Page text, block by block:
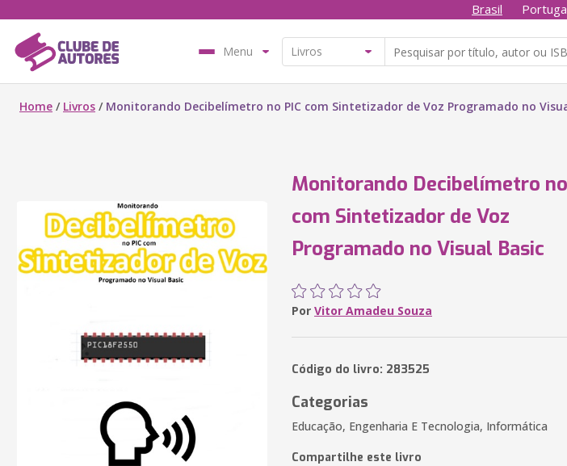
Brasil
Menu
Home / Livros / Monitorando Decibelímetro no PIC com Sintetizador de Voz Programado no
Monitorando Decibelímetro no
com Sintetizador de Voz
Programado no Visual Basic
Por Vitor Amadeu Souza
Código do livro: 283525
Categorias
Educação, Engenharia E Tecnologia, Informática
Compartilhe este livro